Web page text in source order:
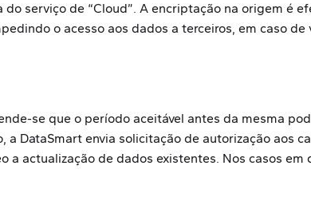
serviço de “Cloud”. A encriptação na origem é
o acesso aos dados a terceiros, em caso
se que o período aceitável antes da mesma
DataSmart envia solicitação de autorização aos
actualização de dados existentes. Nos casos